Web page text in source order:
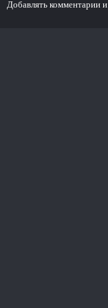
Добавлять комментарии